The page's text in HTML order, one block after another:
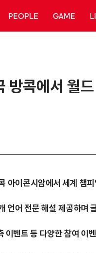
PEOPLE GAME
콕에서 월
이콘시암에서 세계 챔피
언어 전문 해설 제공하며
벤트 등 다양한 참여 이